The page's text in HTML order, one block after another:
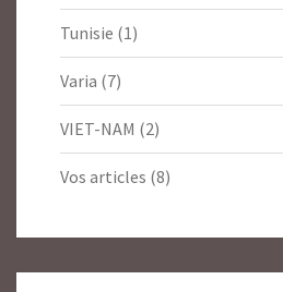
Tunisie (1)
Varia (7)
VIET-NAM (2)
Vos articles (8)